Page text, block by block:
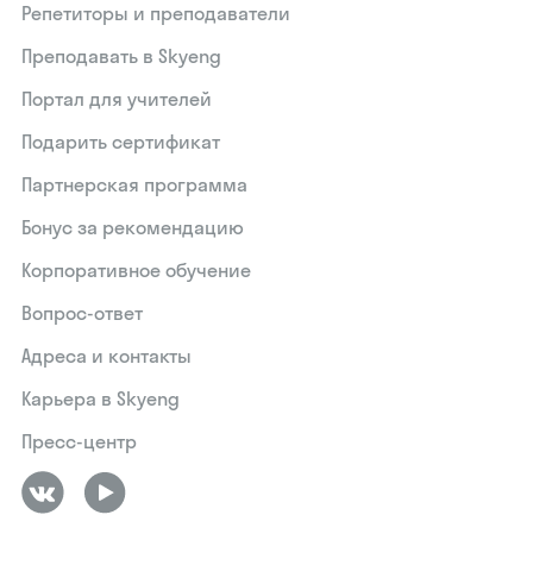
Репетиторы и преподаватели
Преподавать в Skyeng
Портал для учителей
Подарить сертификат
Партнерская программа
Бонус за рекомендацию
Корпоративное обучение
Вопрос-ответ
Адреса и контакты
Карьера в Skyeng
Пресс-центр